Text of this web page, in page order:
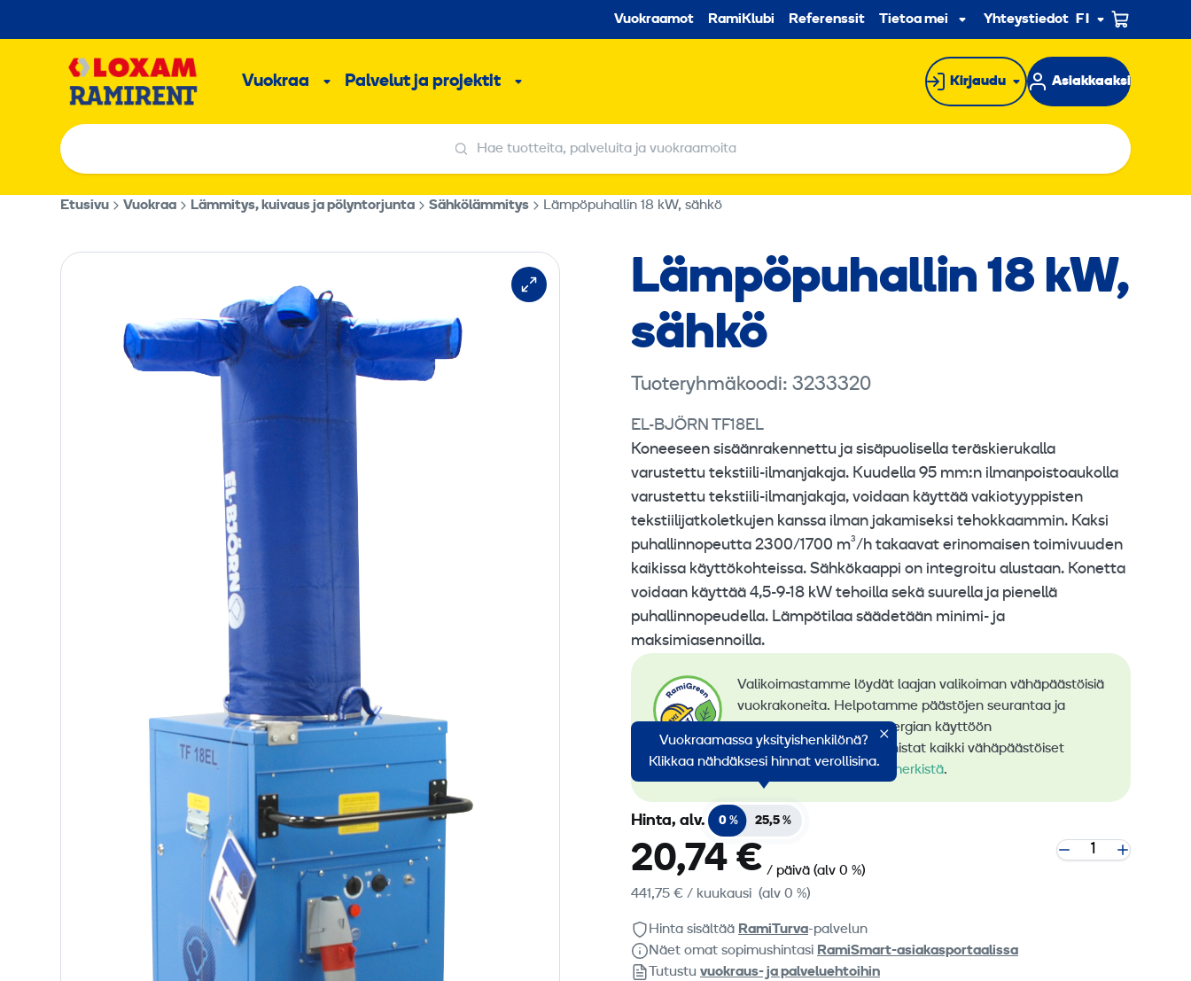
sisältöön
Toissijainen
Vuokraamot RamiKlubi Referenssit Tietoa meistäAlavalikko
Yhteystiedot FI
Vuokraa Alavalikko
Palvelut ja projektit Alavalikko Kirjaudu Asiakkaaksi
Hae tuotteita, palveluita ja vuokraamoita
Hae tuotteita, palveluita ja vuokraamoita
Etusivu Vuokraa Lämmitys, kuivaus ja pölyntorjunta Sähkölämmitys Lämpöpuhallin 18 kW, sähkö
Lämpö­puhallin 18 kW,
sähkö
Tuoteryhmäkoodi: 3233320
EL-BJÖRN TF18EL
Koneeseen sisäänrakennettu ja sisäpuolisella teräskierukalla
varustettu tekstiili-ilmanjakaja. Kuudella 95 mm:n ilmanpoistoaukolla
varustettu tekstiili-ilmanjakaja, voidaan käyttää vakiotyyppisten
tekstiilijatkoletkujen kanssa ilman jakamiseksi tehokkaammin. Kaksi
puhallinnopeutta 2300/1700 m³/h takaavat erinomaisen toimivuuden
kaikissa käyttökohteissa. Sähkökaappi on integroitu alustaan. Konetta
voidaan käyttää 4,5-9-18 kW tehoilla sekä suurella ja pienellä
puhallinnopeudella. Lämpötilaa säädetään minimi- ja
maksimiasennoilla.
Valikoimastamme löydät laajan valikoiman vähäpäästöisiä
vuokrakoneita. Helpotamme päästöjen seurantaa ja
siirtymistä uusiutuvan energian käyttöön
konevuokrauksessa. Tunnistat kaikki vähäpäästöiset
koneemme RamiGreen-merkistä.
Vuokraamassa yksityishenkilönä?
Klikkaa nähdäksesi hinnat verollisina.
Hinta, alv. 0 % 25,5 %
20,74 € / päivä (alv 0 %)
441,75 € / kuukausi (alv 0 %)
Hinta sisältää RamiTurva-palvelun
Näet omat sopimushintasi RamiSmart-asiakasportaalissa
Tutustu vuokraus- ja palveluehtoihin